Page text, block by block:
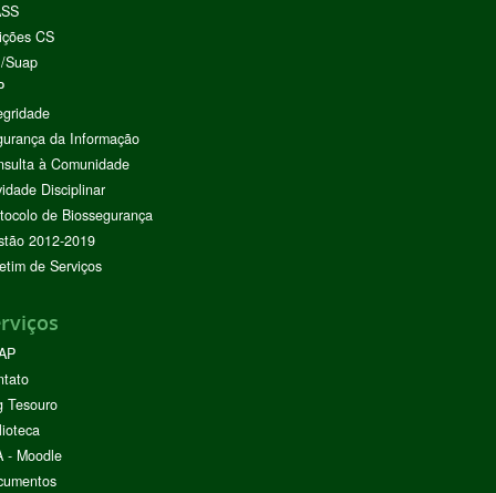
CS
Suap
da Informação
à Comunidade
Disciplinar
de Biossegurança
2012-2019
de Serviços
Tesouro
- Moodle